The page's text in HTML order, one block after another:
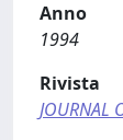
Anno
1994
Rivista
JOURNAL